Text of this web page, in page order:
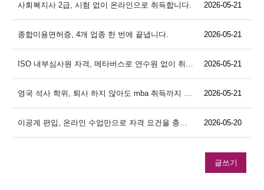
사회복지사 2급, 시험 없이 온라인으로 취득합니다. 2026-05-21
종합미용면허증, 4개 업종 한 번에 끝냅니다. 2026-05-21
ISO 내부심사원 자격, 메타버스로 연수원 없이 취득하세요 2026-05-21
영국 석사 학위, 퇴사 하지 않아도 mba 취득까지 가능합니다. 2026-05-21
이공계 편입, 온라인 수업만으로 자격 요건을 충족할 수 있습니다. 2026-05-20
글쓰기